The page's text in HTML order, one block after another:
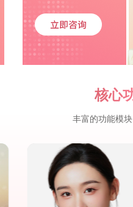
核心
丰富的功能模